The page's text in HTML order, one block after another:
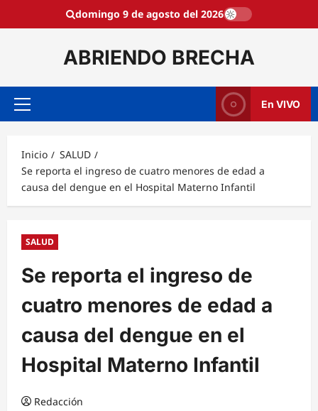
domingo 9 de agosto del 2026
ABRIENDO BRECHA
Menú
En VIVO
Inicio
SALUD
Se reporta el ingreso de cuatro menores de edad a
causa del dengue en el Hospital Materno Infantil
SALUD
Se reporta el ingreso de
cuatro menores de edad a
causa del dengue en el
Hospital Materno Infantil
Redacción